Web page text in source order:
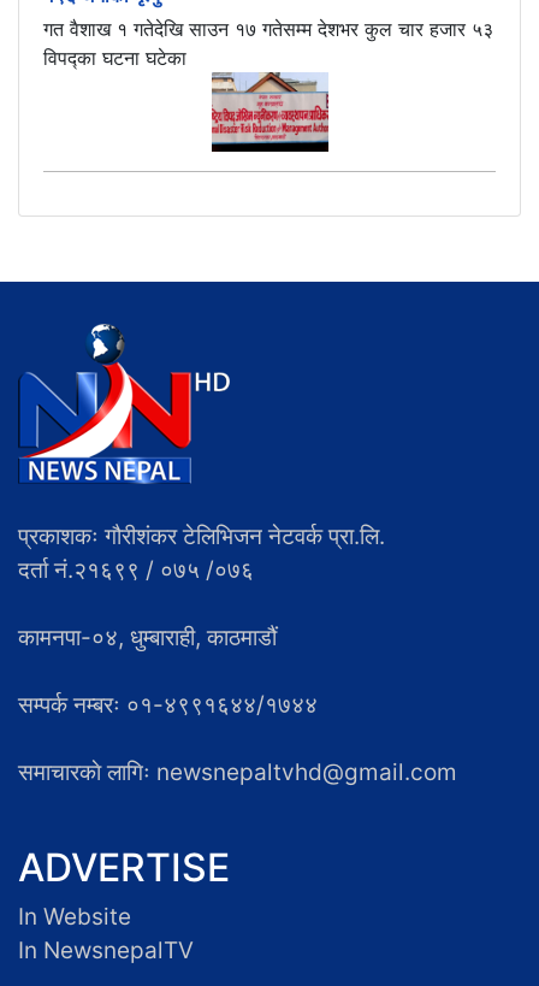
गत वैशाख १ गतेदेखि साउन १७ गतेसम्म देशभर कुल चार हजार ५३
विपद्का घटना घटेका
प्रकाशकः गौरीशंकर टेलिभिजन नेटवर्क प्रा.लि.
दर्ता नं.२१६९९ / ०७५ /०७६
कामनपा-०४, धुम्बाराही, काठमाडौं
सम्पर्क नम्बरः ०१-४९९१६४४/१७४४
समाचारकाे लागिः newsnepaltvhd@gmail.com
ADVERTISE
In Website
In NewsnepalTV